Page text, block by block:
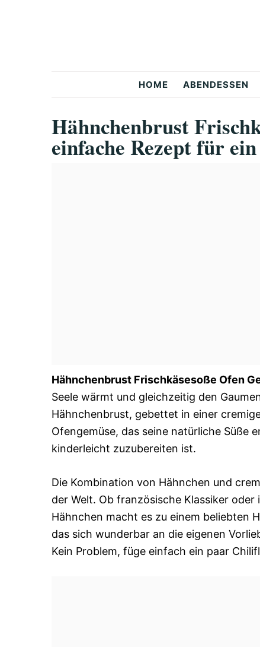
Snackerra
HOME ABENDESSEN
Hähnchenbrust
einfache Rezept für
Hähnchenbrust Frischkäsesoße Ofen
Seele wärmt und gleichzeitig den
Hähnchenbrust, gebettet in einer
Ofengemüse, das seine natürliche Süße
kinderleicht zuzubereiten ist.
Die Kombination von Hähnchen und
der Welt. Ob französische Klassiker
Hähnchen macht es zu einem beliebten
das sich wunderbar an die eigenen
Kein Problem, füge einfach ein paar